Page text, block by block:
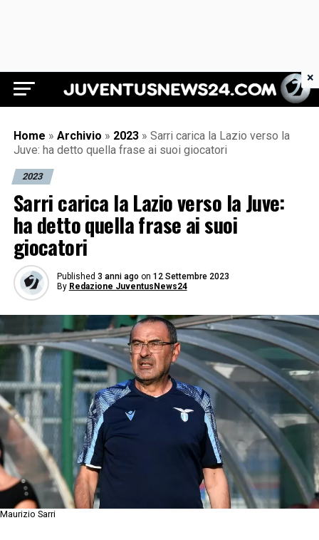
Juventus News 24
Home » Archivio » 2023 » Sarri carica la Lazio verso la
Juve: ha detto quella frase ai suoi giocatori
2023
Sarri carica la Lazio verso la Juve:
ha detto quella frase ai suoi
giocatori
Published 3 anni ago on 12 Settembre 2023
By Redazione JuventusNews24
Maurizio Sarri
×